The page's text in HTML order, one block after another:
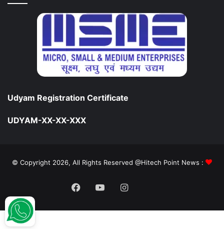
Udyam Registration Certificate
UDYAM-XX-XX-XXX
© Copyright 2026, All Rights Reserved @Hitech Point News :
Facebook
YouTubeInstagram
Hunt